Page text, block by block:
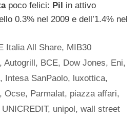
poco felici: Pil in attivo
0.3% nel 2009 e dell’1.4% nel
Italia All Share, MIB30
,Autogrill , BCE, Dow Jones, Eni,
, Intesa SanPaolo, luxottica,
, Ocse, Parmalat, piazza affari,
UNICREDIT, unipol , wall street